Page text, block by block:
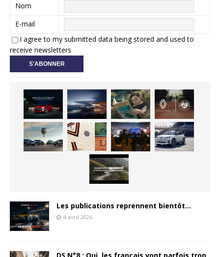
Nom
E-mail
I agree to my submitted data being stored and used to
receive newsletters
Les publications reprennent bientôt…
4 avril 2026